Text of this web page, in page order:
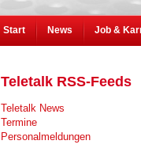
Start News Job &
Teletalk RSS-Feeds
Teletalk News
Termine
Personalmeldungen